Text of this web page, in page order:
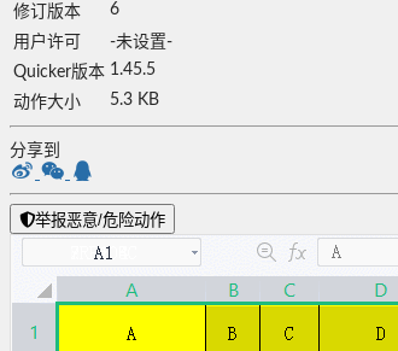
修订版本
6
用户许可
-未设置-
Quicker版本 1.45.5
动作大小
5.3 KB
分享到
举报恶意/危险动作